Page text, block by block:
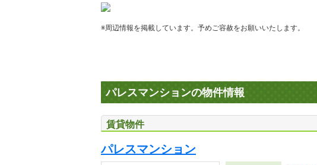
※周辺情報を掲載しています。予めご容赦をお願いいたします。
パレスマンションの物件情報
賃貸物件
パレスマンション